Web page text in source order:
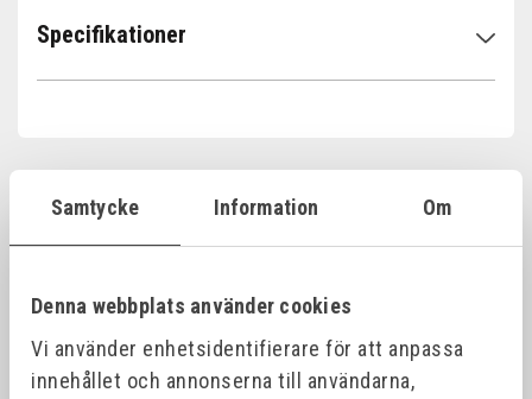
Samtycke Information Om
Denna webbplats använder cookies
Vi använder enhetsidentifierare för att anpassa
innehållet och annonserna till användarna,
Specifikationer
Relaterade produkter